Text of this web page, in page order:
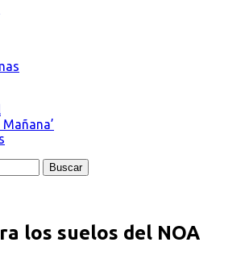
Mañana’
los suelos del NOA